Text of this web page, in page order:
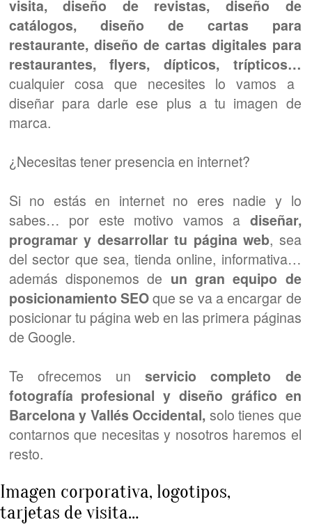
posicionar tu página web en las primera páginas
de Google.
Te ofrecemos un
servicio completo de
fotografía profesional y diseño gráfico en
Barcelona y Vallés Occidental,
solo tienes que
contarnos que necesitas y nosotros haremos el
resto.
tarjetas de visita…
Catálogos, Cartas de restaurantes, Flyers,
Revistas…